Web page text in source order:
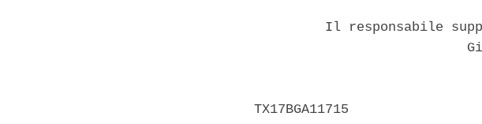
Il responsabile